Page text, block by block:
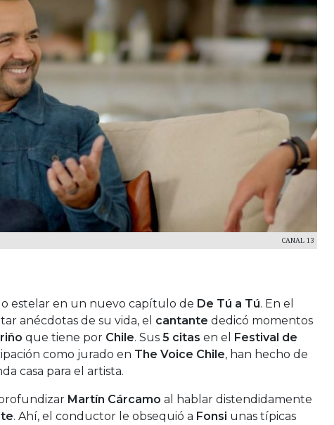
CANAL 13
estelar en un nuevo capítulo de De Tú a Tú. En el
anécdotas de su vida, el cantante dedicó momentos
que tiene por Chile. Sus 5 citas en el Festival de
como jurado en The Voice Chile, han hecho de
casa para el artista.
Martín Cárcamo al hablar distendidamente
. Ahí, el conductor le obsequió a Fonsi unas típicas